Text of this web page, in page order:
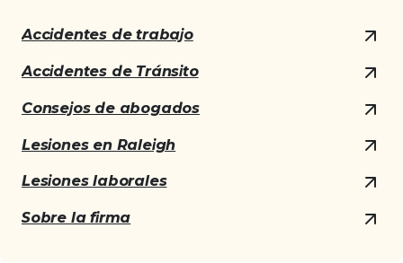
Accidentes de trabajo
Accidentes de Tránsito
Consejos de abogados
Lesiones en Raleigh
Lesiones laborales
Sobre la firma